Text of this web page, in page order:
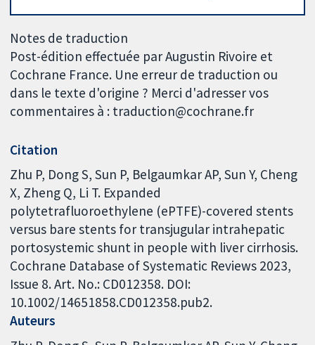
Notes de traduction
Post-édition effectuée par Augustin Rivoire et
Cochrane France. Une erreur de traduction ou
dans le texte d'origine ? Merci d'adresser vos
commentaires à : traduction@cochrane.fr
Citation
Zhu P, Dong S, Sun P, Belgaumkar AP, Sun Y, Cheng
X, Zheng Q, Li T. Expanded
polytetrafluoroethylene (ePTFE)-covered stents
versus bare stents for transjugular intrahepatic
portosystemic shunt in people with liver cirrhosis.
Cochrane Database of Systematic Reviews 2023,
Issue 8. Art. No.: CD012358. DOI:
10.1002/14651858.CD012358.pub2.
Auteurs